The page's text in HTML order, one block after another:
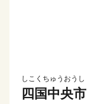
しこくちゅうおうし
四国中央市